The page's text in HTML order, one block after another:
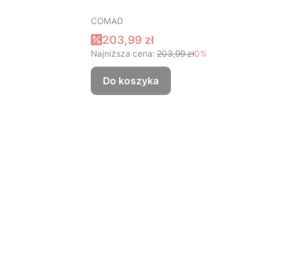
PRODUCENT
COMAD
Cena promocyjna
203,99 zł
Najniższa cena: 203,99 zł0%
Do koszyka